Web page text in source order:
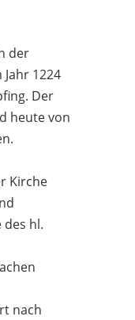
der
1224
Der
heute von
Kirche
hl.
nach